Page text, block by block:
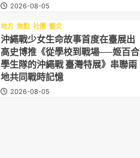
2026-08-05
地方 焦點 社團 藝文
沖繩戰少女生命故事首度在臺展出
高史博推《從學校到戰場──姬百合
學生隊的沖繩戰 臺灣特展》串聯兩
地共同戰時記憶
2026-08-05